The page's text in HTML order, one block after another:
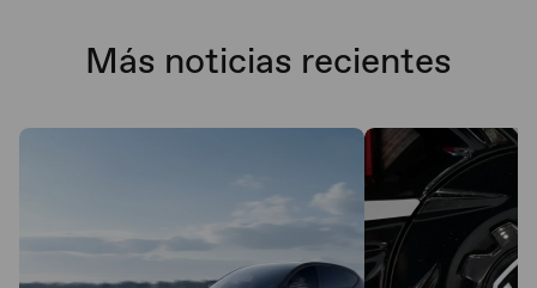
Más noticias recientes